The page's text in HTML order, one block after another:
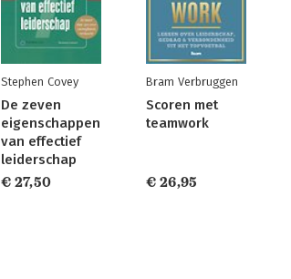
Stephen Covey
De zeven
eigenschappen
van effectief
leiderschap
€ 27,50
Bram Verbruggen
Scoren met
teamwork
€ 26,95